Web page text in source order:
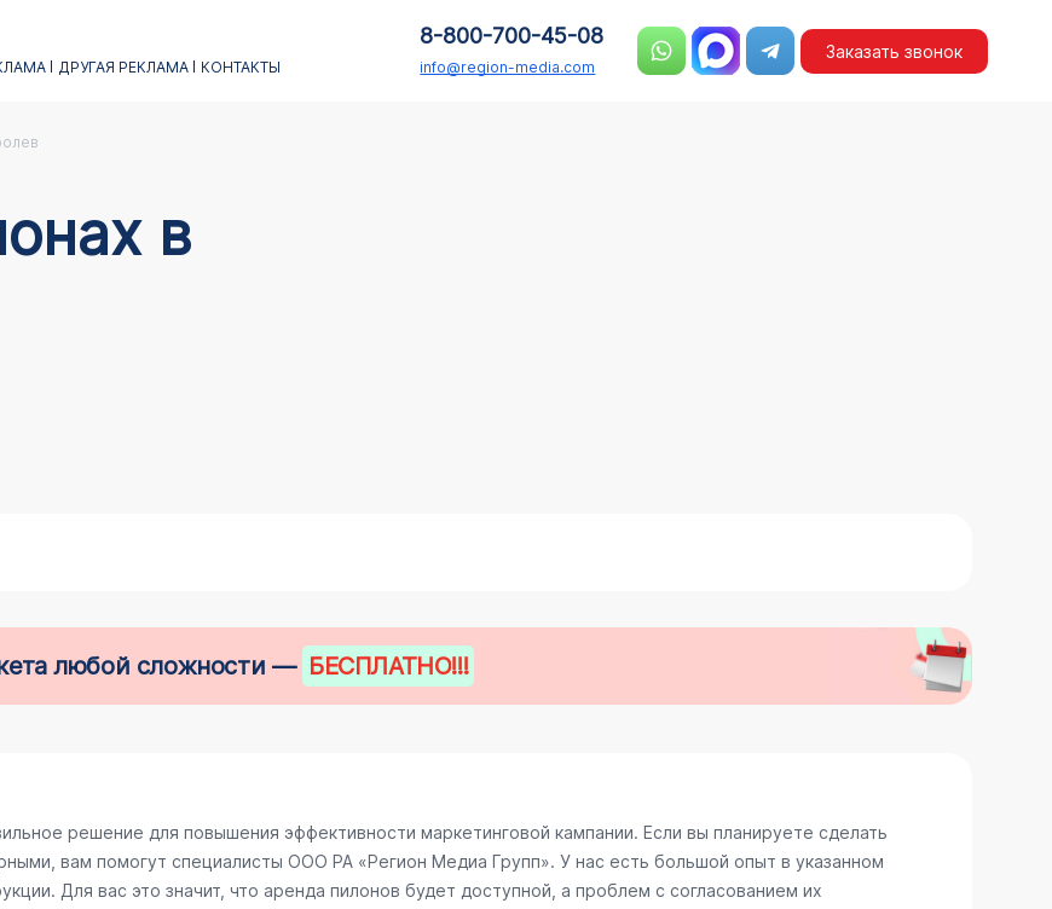
ДРУГАЯ РЕКЛАМА КОНТАКТЫ
8-800-700-45-08
info@region-media.com
Заказать звонок
в
любой сложности — БЕСПЛАТНО!!!
решение для повышения эффективности маркетинговой кампании. Если вы планируете сделать
вам помогут специалисты ООО РА «Регион Медиа Групп». У нас есть большой опыт в указанном
Для вас это значит, что аренда пилонов будет доступной, а проблем с согласованием их